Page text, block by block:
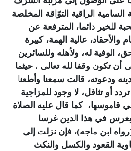
الراقية التوّاقة المخلصة
للخير دائما، المترفعة عن
والأحقاد، عالية الهمة، كبيرة
الوفية له، ولأهله وللسائرين
تكون وقفا لله تعالى ، حيثما
ودعوته، قالت سمعنا وأطعنا
أو تثاقل، لا وجود للمزاجية
قاموسها، كما قال عليه الصلاة
يغرس في هذا الدين غرسا
ابن ماجه)، فإن نزلت إلى
القعود والكسل والنكث